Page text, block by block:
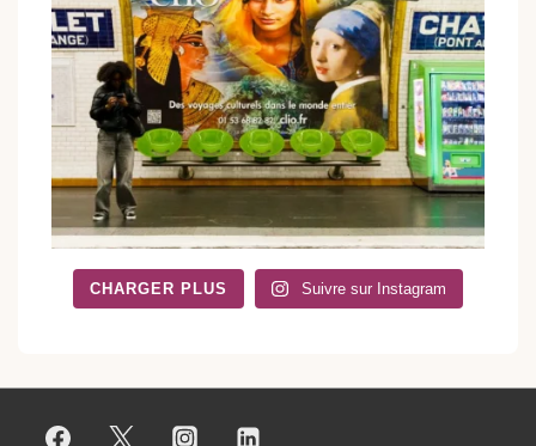
CHARGER PLUS Suivre sur Instagram